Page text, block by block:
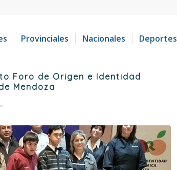
Provinciales Nacionales Deportes
Foro de Origen e Identidad
Mendoza